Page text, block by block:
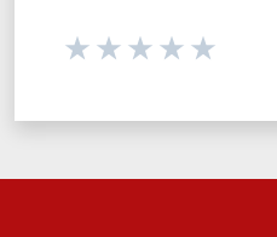
Seleziona una